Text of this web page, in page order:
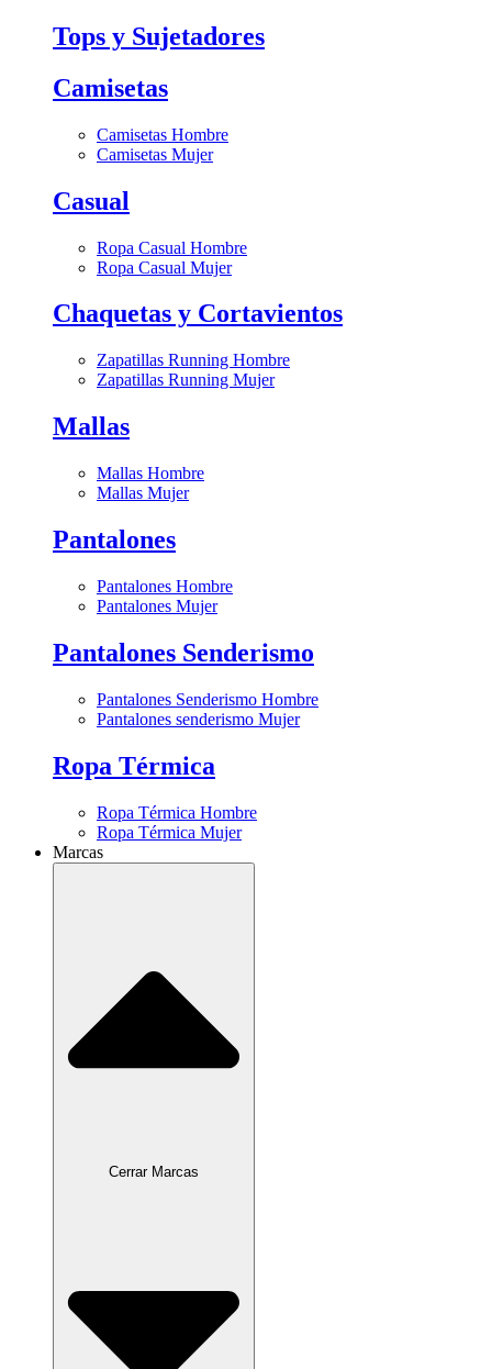
Tops y Sujetadores
Camisetas
Camisetas Hombre
Camisetas Mujer
Casual
Ropa Casual Hombre
Ropa Casual Mujer
Chaquetas y Cortavientos
Zapatillas Running Hombre
Zapatillas Running Mujer
Mallas
Mallas Hombre
Mallas Mujer
Pantalones
Pantalones Hombre
Pantalones Mujer
Pantalones Senderismo
Pantalones Senderismo Hombre
Pantalones senderismo Mujer
Ropa Térmica
Ropa Térmica Hombre
Ropa Térmica Mujer
Marcas
Cerrar Marcas